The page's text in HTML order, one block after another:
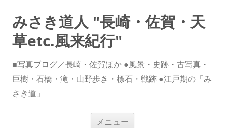
みさき道人 "長崎・佐賀・天
草etc.風来紀行"
■写真ブログ／長崎・佐賀ほか ●風景・史跡・古写真・
巨樹・石橋・滝・山野歩き・標石・戦跡 ●江戸期の「み
さき道」
メニュー